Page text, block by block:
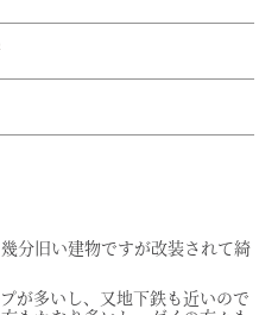
分旧い建物ですが改装されて綺
が多いし、又地下鉄も近いので